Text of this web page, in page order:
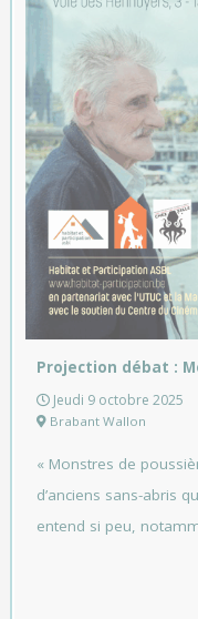
Projection débat :
Jeudi 9 octobre 2025
Brabant Wallon
« Monstres de
d’anciens sans-abris
entend si peu,